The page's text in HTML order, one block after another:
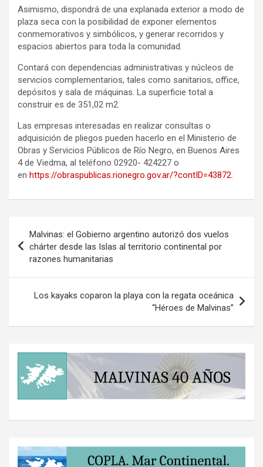
Asimismo, dispondrá de una explanada exterior a modo de
plaza seca con la posibilidad de exponer elementos
conmemorativos y simbólicos, y generar recorridos y
espacios abiertos para toda la comunidad.
Contará con dependencias administrativas y núcleos de
servicios complementarios, tales como sanitarios, office,
depósitos y sala de máquinas. La superficie total a
construir es de 351,02 m2.
Las empresas interesadas en realizar consultas o
adquisición de pliegos pueden hacerlo en el Ministerio de
Obras y Servicios Públicos de Río Negro, en Buenos Aires
4 de Viedma, al teléfono 02920- 424227 o
en https://obraspublicas.rionegro.gov.ar/?contID=43872.
de
entradas
Malvinas: el Gobierno argentino autorizó dos vuelos
chárter desde las Islas al territorio continental por
razones humanitarias
Los kayaks coparon la playa con la regata oceánica
“Héroes de Malvinas”